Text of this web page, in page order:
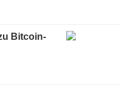
Bitcoin-